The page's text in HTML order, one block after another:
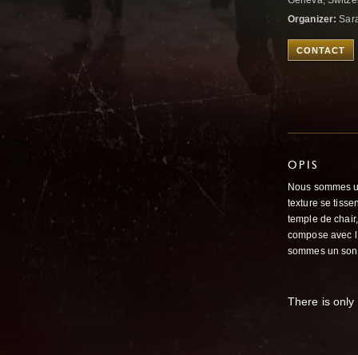
Organizer:
CONTACT
OPIS
Nous sommes
texture se
temple de
compose avec
sommes un
There is only